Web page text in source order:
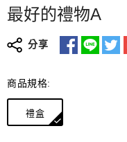
最好的禮物A
分享
商品規格:
禮盒